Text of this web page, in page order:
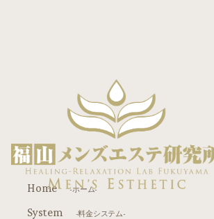
Home -ホーム-
System -料金システム-